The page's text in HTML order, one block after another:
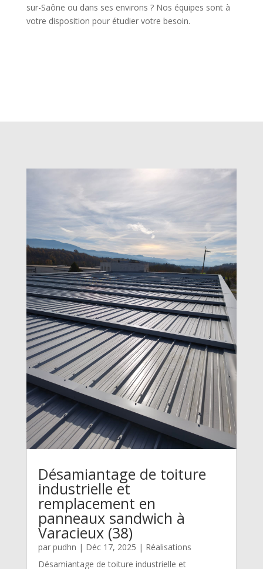
sur-Saône ou dans ses environs ? Nos équipes sont à
votre disposition pour étudier votre besoin.
Désamiantage de toiture
industrielle et
remplacement en
panneaux sandwich à
Varacieux (38)
par pudhn | Déc 17, 2025 | Réalisations
Désamiantage de toiture industrielle et